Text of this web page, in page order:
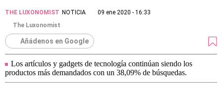
THE LUXONOMIST NOTICIA
09 ene 2020 - 16:33
The Luxonomist
Añádenos en Google
Los artículos y gadgets de tecnología continúan siendo los
productos más demandados con un 38,09% de búsquedas.